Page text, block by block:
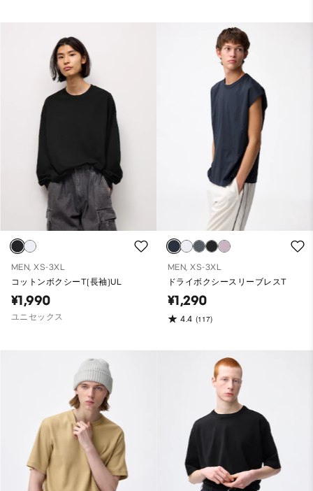
MEN, XS-3XL
コットンボクシーT(長袖)UL
¥1,990
ユニセックス
MEN, XS-3XL
ドライボクシースリーブレスT
¥1,290
4.4 (117)